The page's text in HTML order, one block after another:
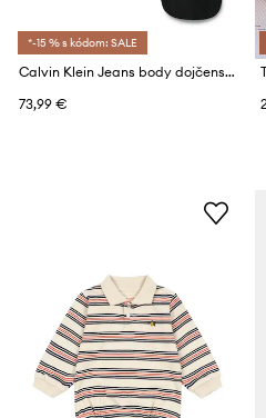
*-15 % s kódom: SALE
Calvin Klein Jeans body dojčenské s bavlnou 2-pak
73,99 €